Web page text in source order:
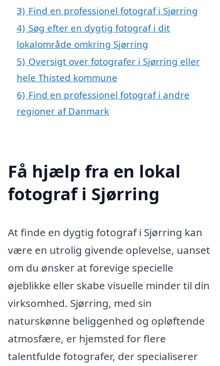
3) Find en professionel fotograf i Sjørring
4) Søg efter en dygtig fotograf i dit
lokalområde omkring Sjørring
5) Oversigt over fotografer i Sjørring eller
hele Thisted kommune
6) Find en professionel fotograf i andre
regioner af Danmark
Få hjælp fra en lokal
fotograf i Sjørring
At finde en dygtig fotograf i Sjørring kan
være en utrolig givende oplevelse, uanset
om du ønsker at forevige specielle
øjeblikke eller skabe visuelle minder til din
virksomhed. Sjørring, med sin
naturskønne beliggenhed og opløftende
atmosfære, er hjemsted for flere
talentfulde fotografer, der specialiserer